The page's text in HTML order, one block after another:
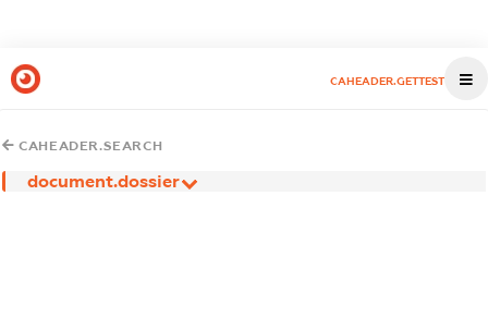
CAHEADER.GETTEST
CAHEADER.SEARCH
document.dossier